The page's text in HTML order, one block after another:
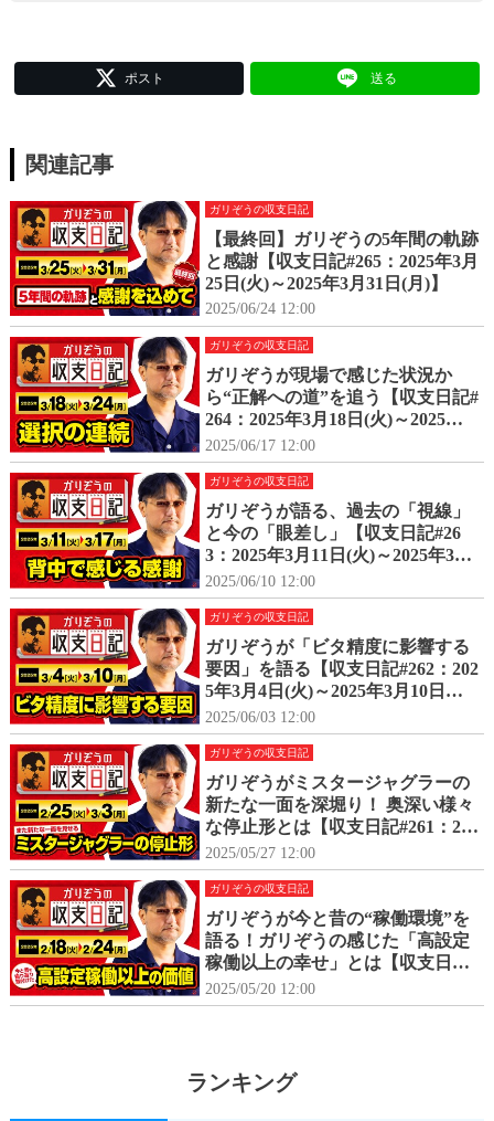
ポスト 送る
関連記事
ガリぞうの収支日記
【最終回】ガリぞうの5年間の軌跡
と感謝【収支日記#265：2025年3月
25日(火)～2025年3月31日(月)】
2025/06/24 12:00
ガリぞうの収支日記
ガリぞうが現場で感じた状況か
ら“正解への道”を追う【収支日記#
264：2025年3月18日(火)～2025年3
月24日(月)】
2025/06/17 12:00
ガリぞうの収支日記
ガリぞうが語る、過去の「視線」
と今の「眼差し」【収支日記#26
3：2025年3月11日(火)～2025年3月
17日(月)】
2025/06/10 12:00
ガリぞうの収支日記
ガリぞうが「ビタ精度に影響する
要因」を語る【収支日記#262：202
5年3月4日(火)～2025年3月10日
(月)】
2025/06/03 12:00
ガリぞうの収支日記
ガリぞうがミスタージャグラーの
新たな一面を深堀り！ 奥深い様々
な停止形とは【収支日記#261：202
5年2月25日(火)～2025年3月3日
(月)】
2025/05/27 12:00
ガリぞうの収支日記
ガリぞうが今と昔の“稼働環境”を
語る！ガリぞうの感じた「高設定
稼働以上の幸せ」とは【収支日記#
260：2025年2月18日(火)～2025年2
月24日(月)】
2025/05/20 12:00
ランキング